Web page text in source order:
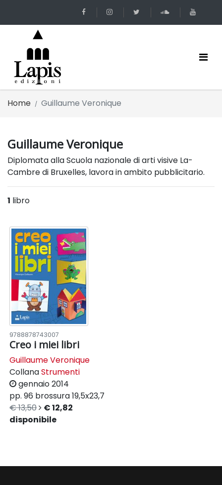
Home Guillaume Veronique
Guillaume Veronique
Diplomata alla Scuola nazionale di arti visive La-
Cambre di Bruxelles, lavora in ambito pubblicitario.
1 libro
9788878743007
Creo i miei libri
Guillaume Veronique
CollanaStrumenti
gennaio 2014
pp. 96 brossura19,5x23,7
€ 13,50
€ 12,82
disponibile